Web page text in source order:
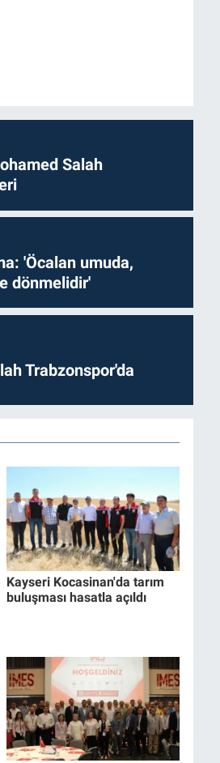
Salah
'Öcalan umuda,
dönmelidir'
Trabzonspor'da
Kayseri Kocasinan'da tarım
buluşması hasatla açıldı